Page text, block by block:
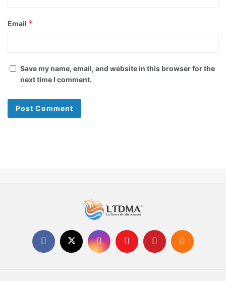
Email *
Save my name, email, and website in this browser for the
next time I comment.